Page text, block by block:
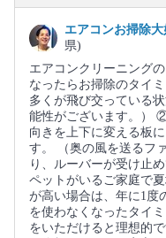
エアコンお掃除
県)
エアコンクリーニング
なったらお掃除のタイ
多くが飛び交っている
能性がございます。）
向きを上下に変える板
す。 （奥の風を送るフ
り、ルーバーが受け止
ペットがいるご家庭で
が高い場合は、年に1度
を使わなくなったタイ
をいただけると理想的